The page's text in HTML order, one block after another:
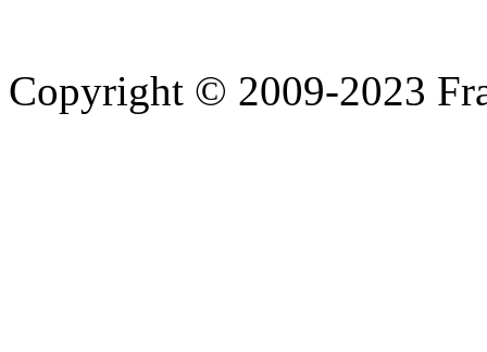
Copyright © 2009-2023